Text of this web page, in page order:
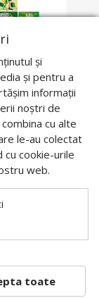
și
și pentru a
informații
noștri de
cu alte
le-au colectat
cu cookie-urile
web.
toate
by